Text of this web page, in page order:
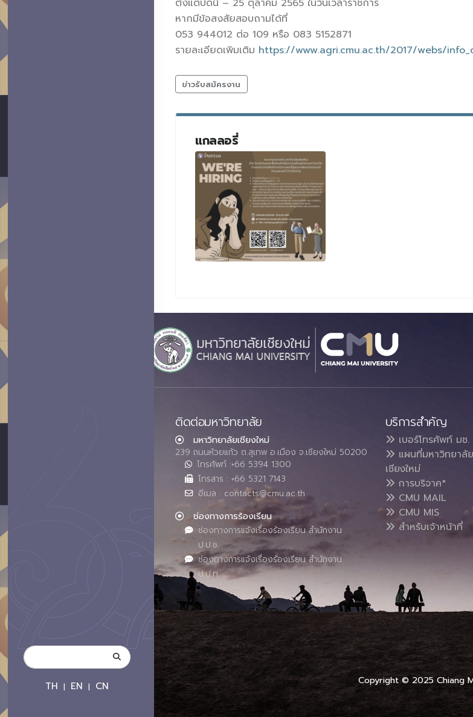
TH | EN | CN
ตั้งแต่บัดนี้ – 25 ตุลาคม 2565 ในวันเวลาราชการ
หากมีข้อสงสัยสอบถามได้ที่
053 944012 ต่อ 109 หรือ 083 5152871
รายละเอียดเพิมเติม https://www.agri.cmu.ac.th/2017/webs/
ข่าวรับสมัครงาน
แกลลอรี่
ติดต่อมหาวิทยาลัย
มหาวิทยาลัยเชียงใหม่
239 ถนนห้วยแก้ว ต.สุเทพ อ.เมือง จ.เชียงใหม่ 50200
โทรศัพท์ :+66 5394 1300
โทรสาร : +66 5321 7143
อีเมล : contacts@cmu.ac.th
ช่องทางการร้องเรียน
ช่องทางการแจ้งเรื่องร้องเรียน สำนักงาน
ป.ป.ช.
ช่องทางการแจ้งเรื่องร้องเรียน สำนักงาน
ป.ป.ท.
บริการสำคัญ
เบอร์โทรศัพท์ มช.
แผนที่มหาวิทยาลัย
เชียงใหม่
การบริจาค*
CMU MAIL
CMU MIS
สำหรับเจ้าหน้าที่
Copyright © 2025 Chiang